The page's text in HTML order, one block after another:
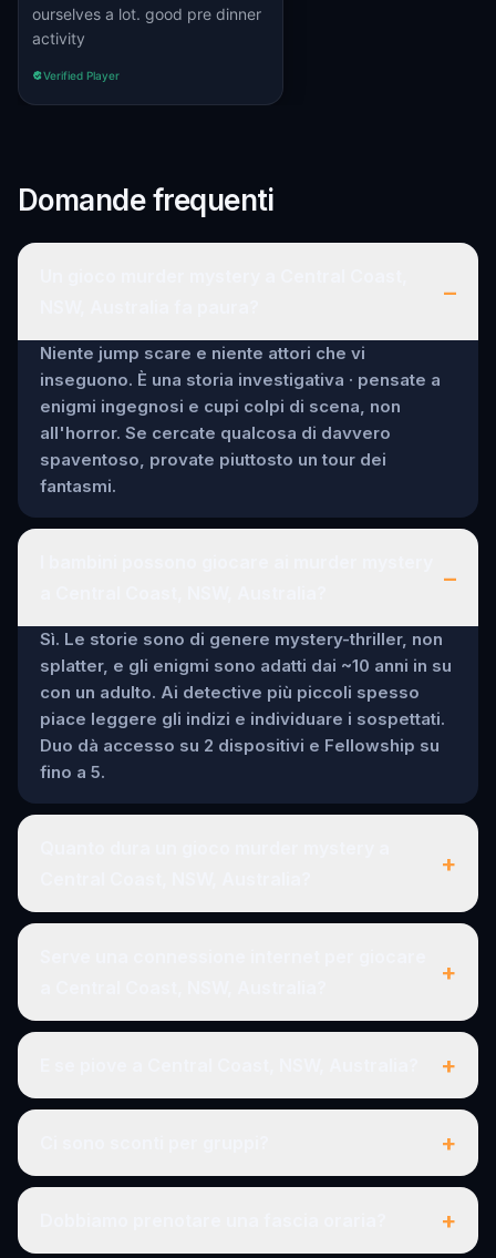
ourselves a lot. good pre dinner
activity
Verified Player
Domande frequenti
–
Niente jump scare e niente attori che vi
inseguono. È una storia investigativa · pensate a
enigmi ingegnosi e cupi colpi di scena, non
all'horror. Se cercate qualcosa di davvero
spaventoso, provate piuttosto un tour dei
fantasmi.
–
Sì. Le storie sono di genere mystery-thriller, non
splatter, e gli enigmi sono adatti dai ~10 anni in su
con un adulto. Ai detective più piccoli spesso
piace leggere gli indizi e individuare i sospettati.
Duo dà accesso su 2 dispositivi e Fellowship su
fino a 5.
+
+
+
+
+